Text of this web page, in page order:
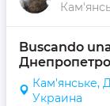
Buscando
Кам'янське,
Украина